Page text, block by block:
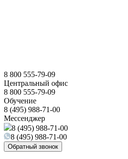
8 800 555-79-09
Центральный офис
8 800 555-79-09
Обучение
8 (495) 988-71-00
Мессенджер
8 (495) 988-71-00
8 (495) 988-71-00
Обратный звонок